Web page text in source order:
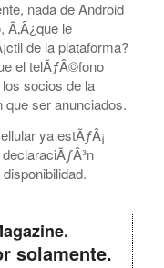
nada de Android
le
de la plataforma?
el telÃƒÂ©fono
socios de la
ser anunciados.
ya estÃƒÂ¡
solamente.